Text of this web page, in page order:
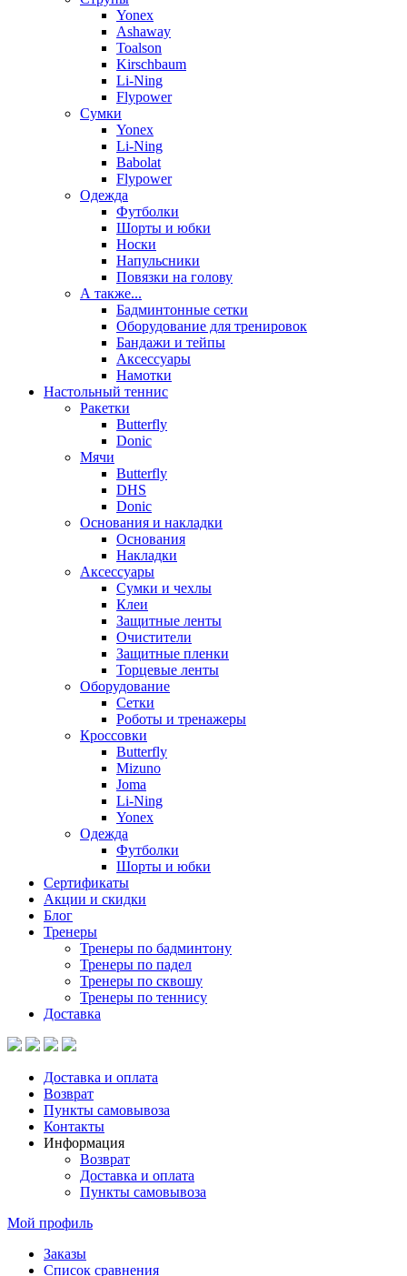
Yonex
Ashaway
Toalson
Kirschbaum
Li-Ning
Flypower
Сумки
Yonex
Li-Ning
Babolat
Flypower
Одежда
Футболки
Шорты и юбки
Носки
Напульсники
Повязки на голову
А также...
Бадминтонные сетки
Оборудование для тренировок
Бандажи и тейпы
Аксессуары
Намотки
Настольный теннис
Ракетки
Butterfly
Donic
Мячи
Butterfly
DHS
Donic
Основания и накладки
Основания
Накладки
Аксессуары
Сумки и чехлы
Клеи
Защитные ленты
Очистители
Защитные пленки
Торцевые ленты
Оборудование
Сетки
Роботы и тренажеры
Кроссовки
Butterfly
Mizuno
Joma
Li-Ning
Yonex
Одежда
Футболки
Шорты и юбки
Сертификаты
Акции и скидки
Блог
Тренеры
Тренеры по бадминтону
Тренеры по падел
Тренеры по сквошу
Тренеры по теннису
Доставка
Доставка и оплата
Возврат
Пункты самовывоза
Контакты
Информация
Возврат
Доставка и оплата
Пункты самовывоза
Мой профиль
Заказы
Список сравнения